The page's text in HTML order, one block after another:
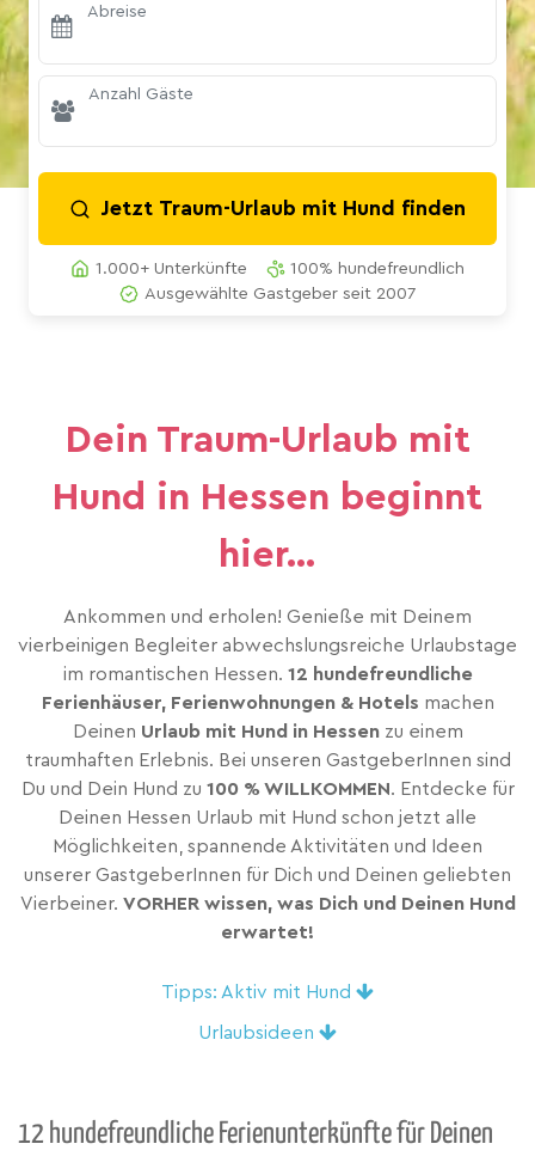
Abreise
Anzahl Gäste
Jetzt Traum-Urlaub mit Hund finden
1.000+ Unterkünfte
100% hundefreundlich
Ausgewählte Gastgeber seit 2007
Dein Traum-Urlaub mit
Hund in Hessen beginnt
hier…
Ankommen und erholen! Genieße mit Deinem
vierbeinigen Begleiter abwechslungsreiche Urlaubstage
im romantischen Hessen. 12 hundefreundliche
Ferienhäuser, Ferienwohnungen & Hotels machen
Deinen Urlaub mit Hund in Hessenzu einem
traumhaften Erlebnis. Bei unseren GastgeberInnen sind
Du und Dein Hund zu 100 % WILLKOMMEN. Entdecke für
Deinen Hessen Urlaub mit Hund schon jetzt alle
Möglichkeiten, spannende Aktivitäten und Ideen
unserer GastgeberInnen für Dich und Deinen geliebten
Vierbeiner. VORHER wissen, was Dich und Deinen Hund
erwartet!
Tipps: Aktiv mit Hund
Urlaubsideen
12 hundefreundliche Ferienunterkünfte für Deinen